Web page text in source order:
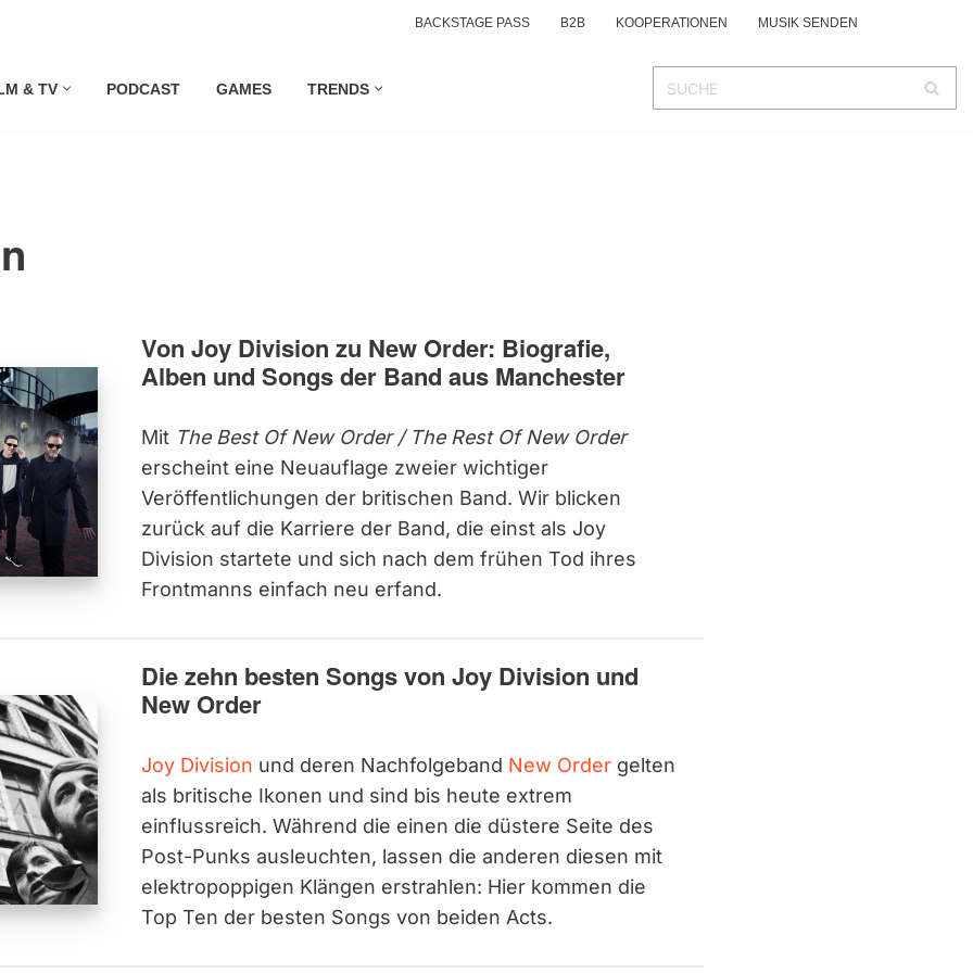
BACKSTAGE PASS B2B KOOPERATIONEN MUSIK SENDEN
& TV PODCAST GAMES TRENDS
Von Joy Division zu New Order: Biografie,
Alben und Songs der Band aus Manchester
Mit The Best Of New Order / The Rest Of New Order
erscheint eine Neuauflage zweier wichtiger
Veröffentlichungen der britischen Band. Wir blicken
zurück auf die Karriere der Band, die einst als Joy
Division startete und sich nach dem frühen Tod ihres
Frontmanns einfach neu erfand.
Die zehn besten Songs von Joy Division und
New Order
Joy Division und deren Nachfolgeband New Ordergelten
als britische Ikonen und sind bis heute extrem
einflussreich. Während die einen die düstere Seite des
Post-Punks ausleuchten, lassen die anderen diesen mit
elektropoppigen Klängen erstrahlen: Hier kommen die
Top Ten der besten Songs von beiden Acts.